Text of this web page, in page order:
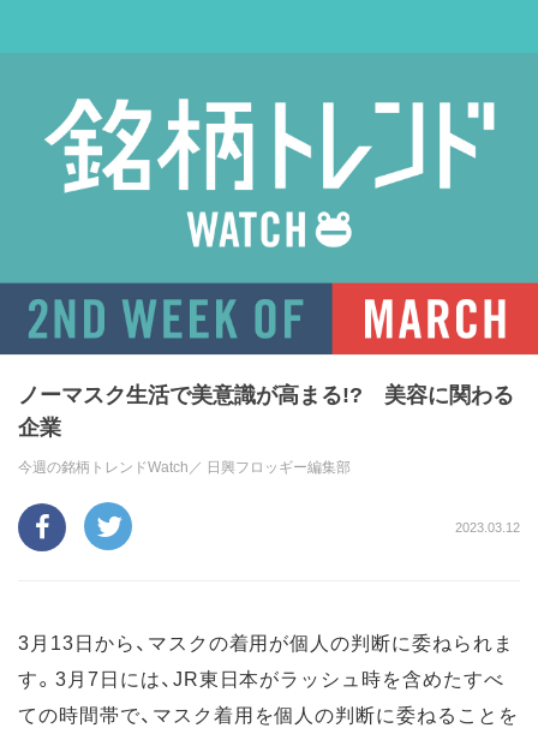
ノーマスク生活で美意識が高まる!? 美容に関わる
企業
今週の銘柄トレンドWatch／ 日興フロッギー編集部
2023.03.12
3月13日から、マスクの着用が個人の判断に委ねられま
す。3月7日には、JR東日本がラッシュ時を含めたすべ
ての時間帯で、マスク着用を個人の判断に委ねることを